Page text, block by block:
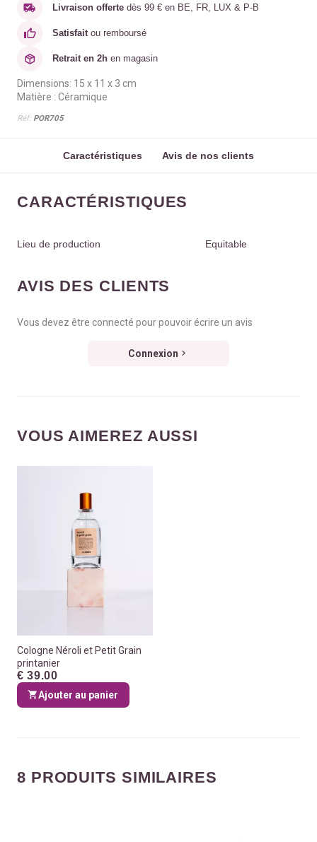
Livraison offerte dès 99 € en BE, FR, LUX & P-B
Satisfait ou remboursé
Retrait en 2h en magasin
Dimensions: 15 x 11 x 3 cm
Matière : Céramique
Réf: POR705
Caractéristiques Avis de nos clients
CARACTÉRISTIQUES
Lieu de production Equitable
AVIS DES CLIENTS
Vous devez être connecté pour pouvoir écrire un avis
Connexion
VOUS AIMEREZ AUSSI
Cologne Néroli et Petit Grain
printanier
€ 39.00
Ajouter au panier
8 PRODUITS SIMILAIRES